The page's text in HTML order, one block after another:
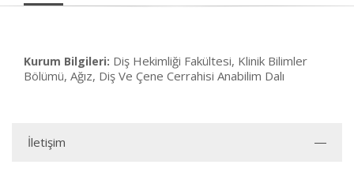
Kurum Bilgileri: Diş Hekimliği Fakültesi, Klinik Bilimler
Bölümü, Ağız, Diş Ve Çene Cerrahisi Anabilim Dalı
İletişim